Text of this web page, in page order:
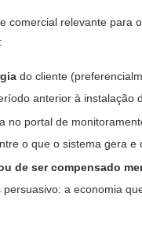
comercial relevante para
do cliente
anterior à instalação
no portal de
o que o sistema gera
de ser compensado
a economia